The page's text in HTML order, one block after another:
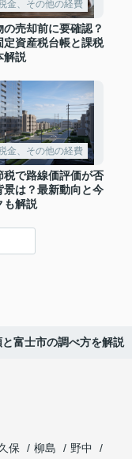
金、その他の経費
の売却前に要確認？
定資産税台帳と課税
解説
金、その他の経費
税で路線価評価が否
景は？最新動向と今
も解説
富士市の調べ方を解説
保 柳島
野中